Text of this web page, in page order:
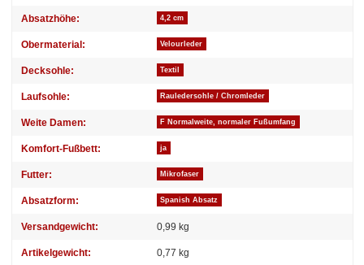
Absatzhöhe: 4,2 cm
Obermaterial: Velourleder
Decksohle: Textil
Laufsohle: Rauledersohle / Chromleder
Weite Damen: F Normalweite, normaler Fußumfang
Komfort-Fußbett: ja
Futter: Mikrofaser
Absatzform: Spanish Absatz
Versandgewicht: 0,99 kg
Artikelgewicht: 0,77 kg